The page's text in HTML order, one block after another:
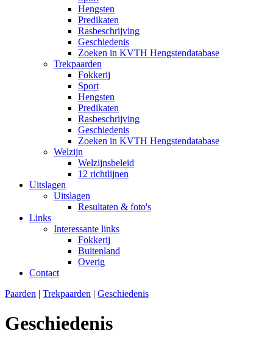
Hengsten
Predikaten
Rasbeschrijving
Geschiedenis
Zoeken in KVTH Hengstendatabase
Trekpaarden
Fokkerij
Sport
Hengsten
Predikaten
Rasbeschrijving
Geschiedenis
Zoeken in KVTH Hengstendatabase
Welzijn
Welzijnsbeleid
12 richtlijnen
Uitslagen
Uitslagen
Resultaten & foto's
Links
Interessante links
Fokkerij
Buitenland
Overig
Contact
Paarden | Trekpaarden | Geschiedenis
Geschiedenis